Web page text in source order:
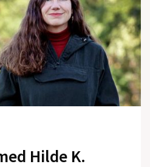
Hilde K.